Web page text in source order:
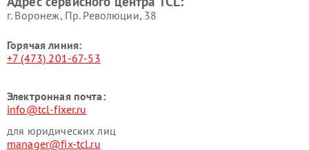
г. Воронеж, Пр. Революции, 38
Горячая линия:
+7 (473) 201-67-53
Электронная почта:
info@tcl-fixer.ru
для юридических лиц
manager@fix-tcl.ru